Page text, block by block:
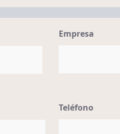
Empresa
Teléfono